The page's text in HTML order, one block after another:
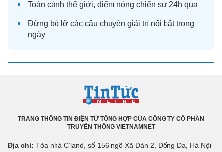
Toàn cảnh thế giới, điểm nóng chiến sự 24h qua
Đừng bỏ lỡ các câu chuyện giải trí nổi bật trong
ngày
TRANG THÔNG TIN ĐIỆN TỬ TỔNG HỢP CỦA CÔNG TY CỔ PHẦN
TRUYỀN THÔNG VIETNAMNET
Địa chỉ: Tòa nhà C’land, số 156 ngõ Xã Đàn 2, Đống Đa, Hà Nội